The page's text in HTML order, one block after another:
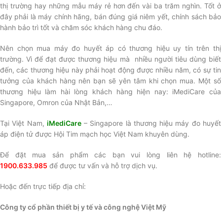
thị trường hay những mẫu máy rẻ hơn đến vài ba trăm nghìn. Tốt ở
đây phải là máy chính hãng, bán đúng giá niêm yết, chính sách bảo
hành bảo trì tốt và chăm sóc khách hàng chu đáo.
Nên chọn mua máy đo huyết áp có thương hiệu uy tín trên thị
trường. Vì để đạt được thương hiệu mà nhiều người tiêu dùng biết
đến, các thương hiệu này phải hoạt động được nhiều năm, có sự tin
tưởng của khách hàng nên bạn sẽ yên tâm khi chọn mua. Một số
thương hiệu làm hài lòng khách hàng hiện nay: iMediCare của
Singapore, Omron của Nhật Bản,…
Tại Việt Nam, iMediCare– Singapore là thương hiệu máy đo huyết
áp điện tử được Hội Tim mạch học Việt Nam khuyên dùng.
Để đặt mua sản phẩm các bạn vui lòng liên hệ hotline:
1900.633.985 để được tư vấn và hỗ trợ dịch vụ.
Hoặc đến trực tiếp địa chỉ:
Công ty cổ phần thiết bị y tế và công nghệ Việt Mỹ